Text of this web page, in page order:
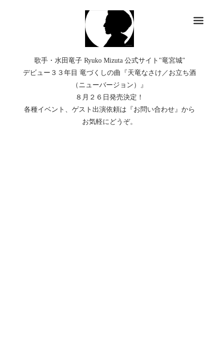
歌手・水田竜子 Ryuko Mizuta 公式サイト"竜宮城"
デビュー３３年目 竜づくしの曲『天竜なさけ／お立ち酒
（ニューバージョン）』
８月２６日発売決定！
各種イベント、ゲスト出演依頼は『お問い合わせ』から
お気軽にどうぞ。